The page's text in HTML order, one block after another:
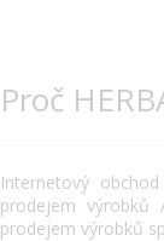
Proč
Internetový
prodejem výrobků
prodejem výrobků